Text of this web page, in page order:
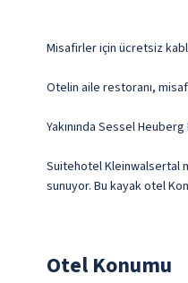
Misafirler için ücretsiz
Otelin aile restoranı,
Yakınında Sessel
Suitehotel Kleinwalsertal
sunuyor. Bu kayak otel
Otel Konumu